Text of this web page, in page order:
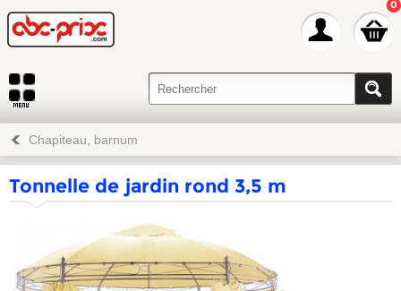
0
Chapiteau, barnum
Tonnelle de jardin rond 3,5 m